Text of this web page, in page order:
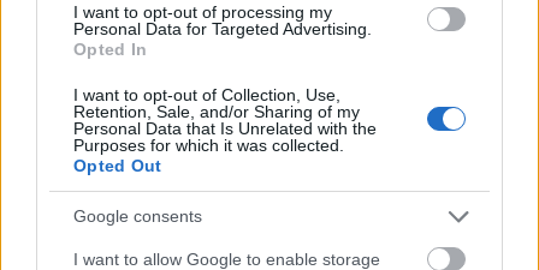
I want to opt-out of processing my
Personal Data for Targeted Advertising.
Opted In
I want to opt-out of Collection, Use,
Retention, Sale, and/or Sharing of my
Personal Data that Is Unrelated with the
Purposes for which it was collected.
Opted Out
Google consents
I want to allow Google to enable storage
Az Ismeretlen - Fotó: Kenyeres Csilla
4. Melyik a kedvenc KET-es előadásod, illetve a kedvenc
KET-es szereped? Miért éppen az?